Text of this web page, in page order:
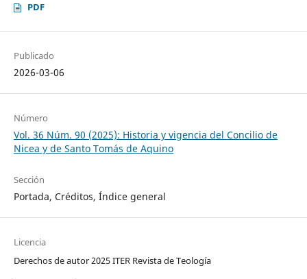
PDF
Publicado
2026-03-06
Número
Vol. 36 Núm. 90 (2025): Historia y vigencia del Concilio de
Nicea y de Santo Tomás de Aquino
Sección
Portada, Créditos, Índice general
Licencia
Derechos de autor 2025 ITER Revista de Teología